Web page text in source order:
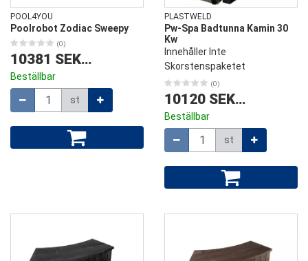
POOL4YOU
Poolrobot Zodiac Sweepy
(0)
10381 SEK
/
Beställbar
st
PLASTWELD
Pw-Spa Badtunna Kamin 30
Kw
Innehåller Inte
Skorstenspaketet
(0)
10120 SEK
/
Beställbar
st